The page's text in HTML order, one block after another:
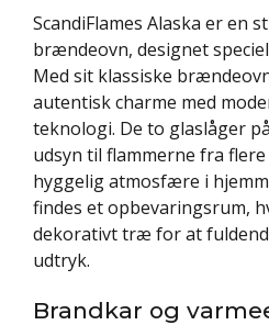
ScandiFlames Alaska er en
brændeovn, designet
Med sit klassiske
autentisk charme med
teknologi. De to glaslåger
udsyn til flammerne fra
hyggelig atmosfære i
findes et opbevaringsrum,
dekorativt træ for at
udtryk.
Brandkar og